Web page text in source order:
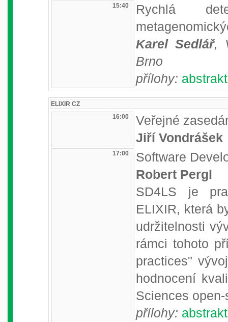
15:40
Rychlá
Karel Sedlář,
Brno
přílohy: abstrakt
ELIXIR CZ
16:00
Veřejné
Jiří Vondrášek
17:00
Software
Robert Pergl
SD4LS je
ELIXIR, která
udržitelnosti
rámci tohoto
practices"
hodnocení
Sciences
přílohy: abstrakt